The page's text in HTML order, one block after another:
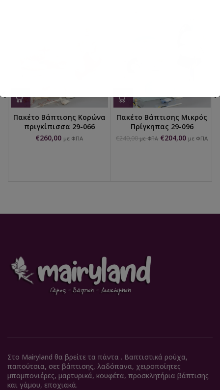
Πακέτο Βάπτισης Κορώνα
πριγκίπισσα 29-066
€260,00 με ΦΠΑ
Πακέτο Βάπτισης Μικρός
Πρίγκηπας 29-096
€240,00 με ΦΠΑ €204,00 με ΦΠΑ
Στο Mairyland θα βρείτε τα πάντα . Βαπτιστικά ρούχα,
παπούτσια, σετ βάπτισης, λαδόπανα, χειροποίητες
μπομπονιέρες, μαρτυρικά, κουφέτα, προσκλητήρια βάπτισης
και γάμου, εποχιακά.